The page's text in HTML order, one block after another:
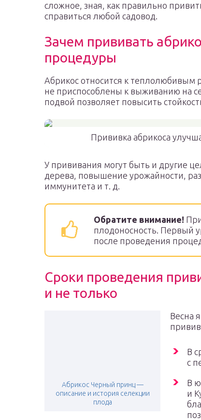
сложное, зная, как правильно
справиться любой садовод.
Зачем прививать
процедуры
Абрикос относится к теплолюбивым
не приспособлены к выживанию на
подвой позволяет повысить
Прививка абрикоса
У прививания могут быть и другие
дерева, повышение урожайности,
иммунитета и т. д.
Обратите внимание!
плодоносность. Первый
после проведения
Сроки проведения
и не только
Абрикос Черный принц —
описание и история селекции
плода
Весна
В
с
В
и